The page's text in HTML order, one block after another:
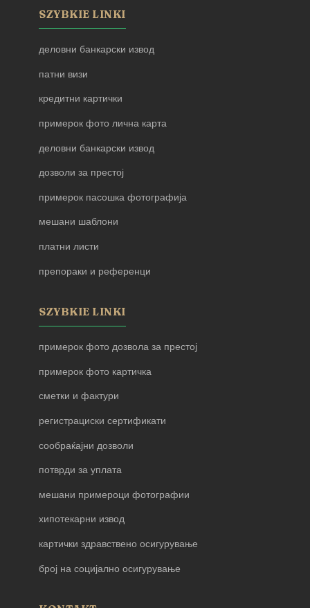
SZYBKIE LINKI
деловни банкарски извод
патни визи
кредитни картички
примерок фото лична карта
деловни банкарски извод
дозволи за престој
примерок пасошка фотографија
мешани шаблони
платни листи
препораки и референци
SZYBKIE LINKI
примерок фото дозвола за престој
примерок фото картичка
сметки и фактури
регистрациски сертификати
сообраќајни дозволи
потврди за уплата
мешани примероци фотографии
хипотекарни извод
картички здравствено осигурување
број на социјално осигурување